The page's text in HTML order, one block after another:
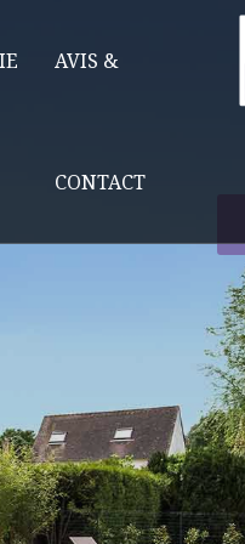
AVIS &
CONTACT